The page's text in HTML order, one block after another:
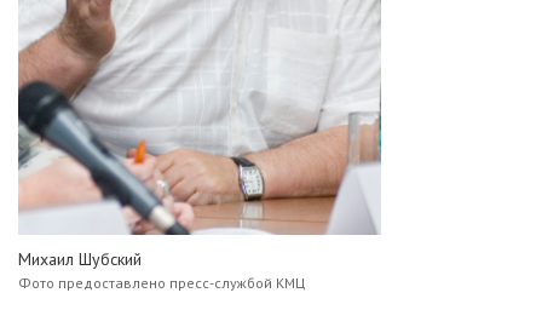
Михаил Шубский
Фото предоставлено пресс-службой КМЦ